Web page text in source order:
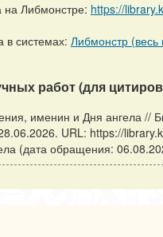
Либмонстре: https://
в системах: Либмонстр (весь
работ (для
именин и Дня ангела //
URL: https://
(дата обращения: